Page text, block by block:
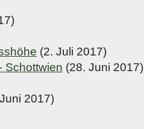
(2. Juli 2017)
Schottwien (28. Juni 2017)
2017)